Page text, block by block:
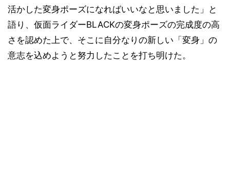
活かした変身ポーズになればいいなと思いました」と
語り、仮面ライダーBLACKの変身ポーズの完成度の高
さを認めた上で、そこに自分なりの新しい「変身」の
意志を込めようと努力したことを打ち明けた。